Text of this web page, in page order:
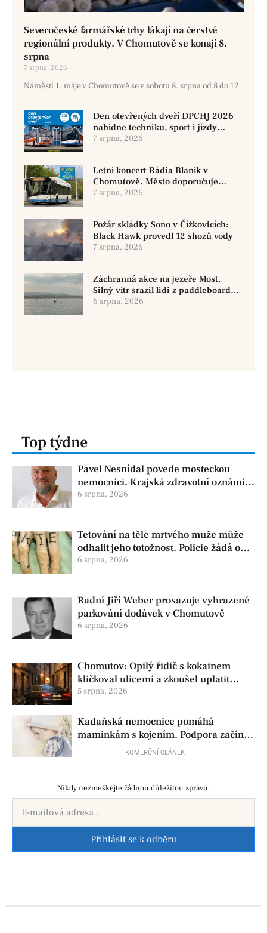
Severočeské farmářské trhy lákají na čerstvé
regionální produkty. V Chomutově se konají 8.
srpna
7 srpna, 2026
Náměstí 1. máje v Chomutově se v sobotu 8. srpna od 8 do 12
Den otevřených dveří DPCHJ 2026
nabídne techniku, sport i jízdy
historickými vozy
7 srpna, 2026
Letní koncert Rádia Blaník v
Chomutově. Město doporučuje
využít MHD
7 srpna, 2026
Požár skládky Sono v Čížkovicích:
Black Hawk provedl 12 shozů vody
7 srpna, 2026
Záchranná akce na jezeře Most.
Silný vítr srazil lidi z paddleboardů,
dvě osoby se pohřešují
6 srpna, 2026
Top týdne
Pavel Nesnídal povede mosteckou
nemocnici. Krajská zdravotní oznámila
změnu ve vedení
6 srpna, 2026
Tetování na těle mrtvého muže může
odhalit jeho totožnost. Policie žádá o
pomoc
6 srpna, 2026
Radní Jiří Weber prosazuje vyhrazené
parkování dodávek v Chomutově
6 srpna, 2026
Chomutov: Opilý řidič s kokainem
kličkoval ulicemi a zkoušel uplatit
policisty
5 srpna, 2026
Kadaňská nemocnice pomáhá
maminkám s kojením. Podpora začíná
už před porodemKOMERČNÍ ČLÁNEK
Nikdy nezmeškejte žádnou důležitou zprávu.
Přihlásit se k odběru